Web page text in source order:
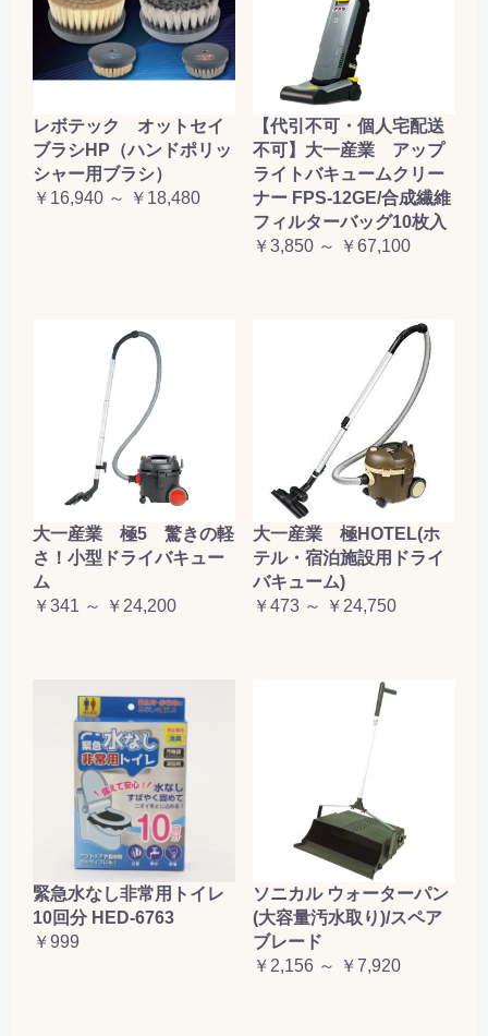
レボテック オットセイ
ブラシHP（ハンドポリッ
シャー用ブラシ）
￥16,940 ～ ￥18,480
【代引不可・個人宅配送
不可】大一産業 アップ
ライトバキュームクリー
ナー FPS-12GE/合成繊維
フィルターバッグ10枚入
￥3,850 ～ ￥67,100
大一産業 極5 驚きの軽
さ！小型ドライバキュー
ム
￥341 ～ ￥24,200
大一産業 極HOTEL(ホ
テル・宿泊施設用ドライ
バキューム)
￥473 ～ ￥24,750
緊急水なし非常用トイレ
10回分 HED-6763
￥999
ソニカル ウォーターパン
(大容量汚水取り)/スペア
ブレード
￥2,156 ～ ￥7,920